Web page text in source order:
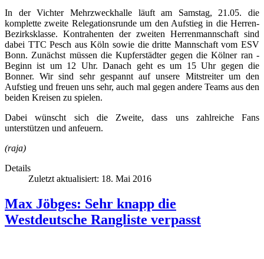
In der Vichter Mehrzweckhalle läuft am Samstag, 21.05. die
komplette zweite Relegationsrunde um den Aufstieg in die Herren-
Bezirksklasse. Kontrahenten der zweiten Herrenmannschaft sind
dabei TTC Pesch aus Köln sowie die dritte Mannschaft vom ESV
Bonn. Zunächst müssen die Kupferstädter gegen die Kölner ran -
Beginn ist um 12 Uhr. Danach geht es um 15 Uhr gegen die
Bonner. Wir sind sehr gespannt auf unsere Mitstreiter um den
Aufstieg und freuen uns sehr, auch mal gegen andere Teams aus den
beiden Kreisen zu spielen.
Dabei wünscht sich die Zweite, dass uns zahlreiche Fans
unterstützen und anfeuern.
(raja)
Details
Zuletzt aktualisiert: 18. Mai 2016
Max Jöbges: Sehr knapp die
Westdeutsche Rangliste verpasst